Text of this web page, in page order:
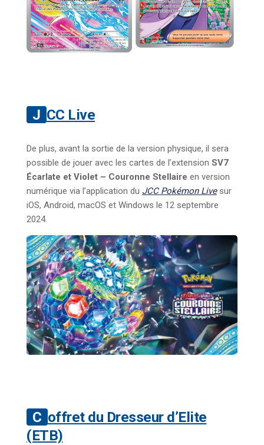
JCC Live
De plus, avant la sortie de la version physique, il sera
possible de jouer avec les cartes de l’extension SV7
Écarlate et Violet – Couronne Stellaire en version
numérique via l’application du JCC Pokémon Livesur
iOS, Android, macOS et Windows le 12 septembre
2024.
Coffret du Dresseur d’Elite
(ETB)